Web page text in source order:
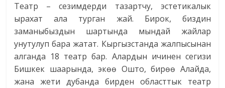
Театр – сезимдерди тазартчу, эстетикалык
ырахат ала турган жай. Бирок, биздин
заманыбыздын шартында мындай жайлар
унутулуп бара жатат. Кыргызстанда жалпысынан
алганда 18 театр бар. Алардын ичинен сегизи
Бишкек шаарында, экөө Ошто, бирөө Алайда,
жана жети дубанда бирден областтык театр